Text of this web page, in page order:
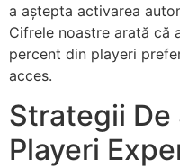
a aștepta activarea
Cifrele noastre arată că
percent din playeri
acces.
Strategii
Playeri